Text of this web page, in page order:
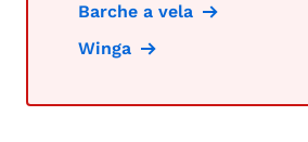
Barche a vela
Winga